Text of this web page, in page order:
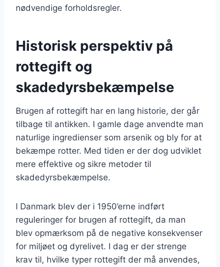
nødvendige forholdsregler.
Historisk perspektiv på
rottegift og
skadedyrsbekæmpelse
Brugen af rottegift har en lang historie, der går
tilbage til antikken. I gamle dage anvendte man
naturlige ingredienser som arsenik og bly for at
bekæmpe rotter. Med tiden er der dog udviklet
mere effektive og sikre metoder til
skadedyrsbekæmpelse.
I Danmark blev der i 1950’erne indført
reguleringer for brugen af rottegift, da man
blev opmærksom på de negative konsekvenser
for miljøet og dyrelivet. I dag er der strenge
krav til, hvilke typer rottegift der må anvendes,